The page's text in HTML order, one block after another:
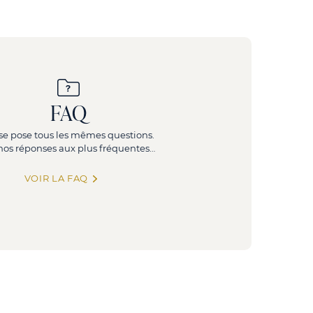
FAQ
pose tous les mêmes questions.
réponses aux plus fréquentes…
VOIR LA FAQ